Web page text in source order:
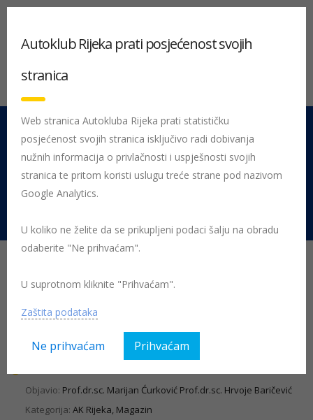
051 212 442 Centrala
Pon - Pet 08:00 - 16:00
Rujevica 9/1, 51000 Rijeka
E-romobil u prometu – nepoznanica u
zakonu
Objavio: Prof.dr.sc. Marijan Ćurković Prof.dr.sc. Hrvoje Baričević
Kategorija: AK Rijeka, Magazin
Autoklub Rijeka prati posjećenost svojih
stranica
Web stranica Autokluba Rijeka prati statističku
posjećenost svojih stranica isključivo radi dobivanja
nužnih informacija o privlačnosti i uspješnosti svojih
stranica te pritom koristi uslugu treće strane pod nazivom
Google Analytics.
U koliko ne želite da se prikupljeni podaci šalju na obradu
odaberite "Ne prihvaćam".
U suprotnom kliknite "Prihvaćam".
Zaštita podataka
Ne prihvaćam Prihvaćam